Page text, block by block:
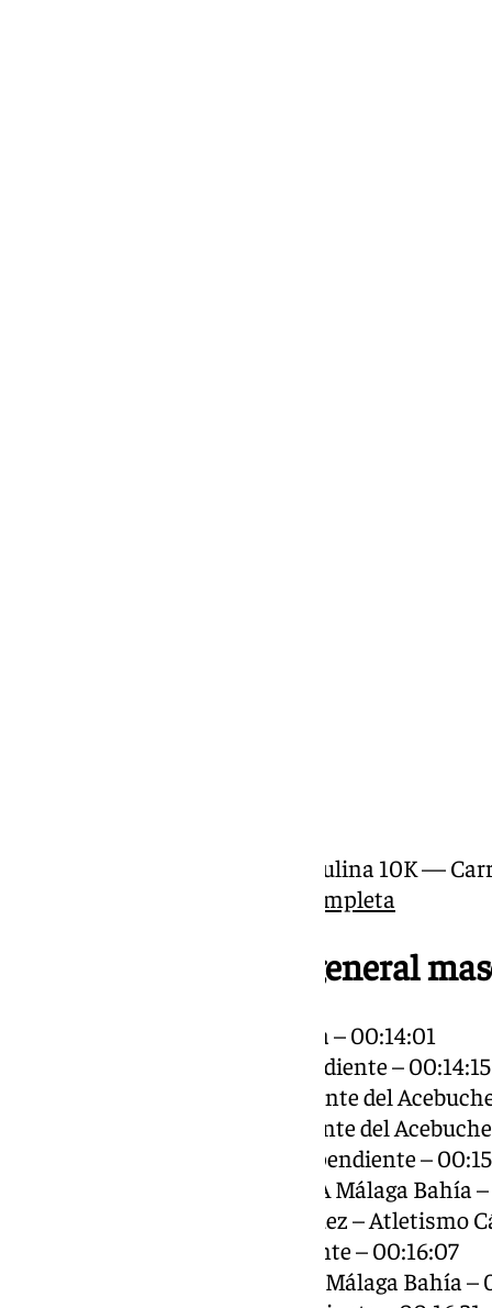
Clasificación general masculina 10K —
Descargar clasificación completa
Top 10 clasificación general
1. Luca Nievas Jung – At. Málaga – 00:14:01
2. Pablo Pérez Gómez – Independiente – 00:14:15
3. Iván Blanco Estrada – CD Fuente del
4. Carlos Blanco Calvo – CD Fuente del
5. Mario Buzón Sánchez – Independiente –
6. Nicolás Mesas Rodríguez – CA Málaga Bahía
7. Juan Manuel Palomino Vázquez – Atletismo
8. Mario del Riego – Independiente – 00:16:07
9. Álvaro Vergara Enríquez – CA Málaga Bahía –